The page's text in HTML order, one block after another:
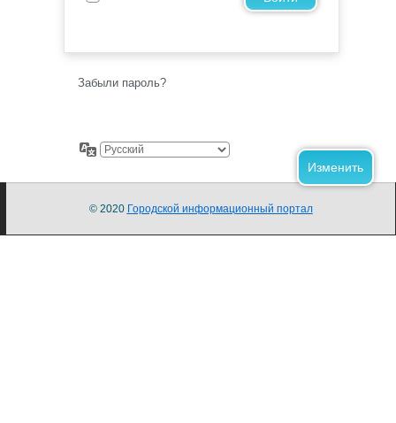
Забыли пароль?
© 2020 Городской информационный портал